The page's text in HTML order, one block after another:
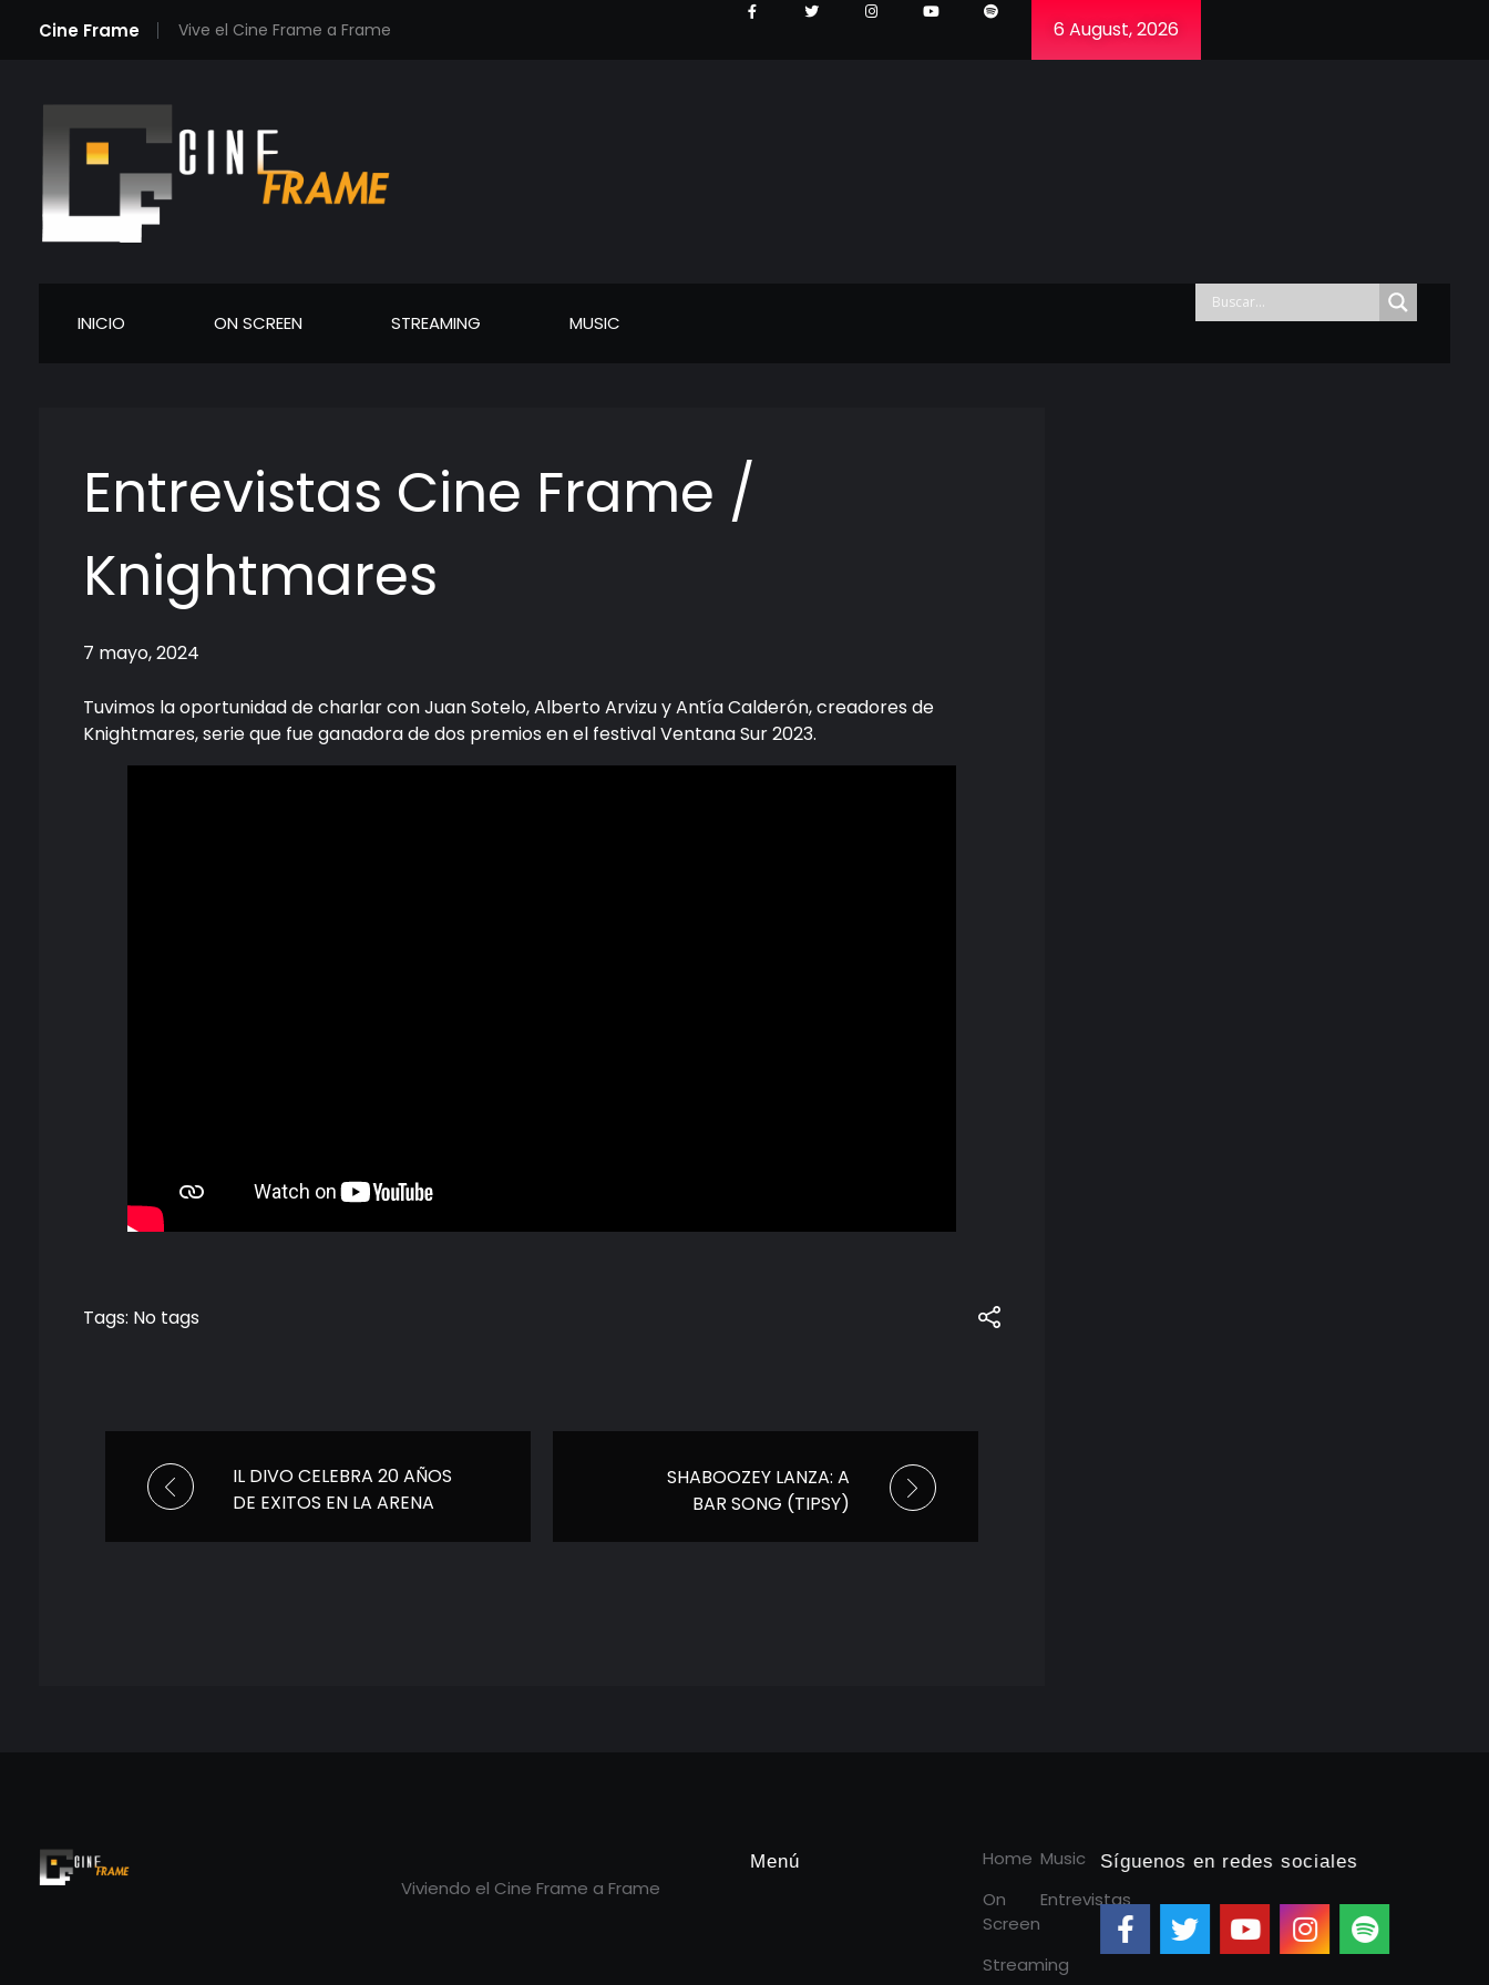
Cine Frame Vive el Cine Frame a Frame 6 August, 2026
INICIO ON SCREEN STREAMING MUSIC
Entrevistas Cine Frame /
Knightmares
7 mayo, 2024
Tuvimos la oportunidad de charlar con Juan Sotelo, Alberto Arvizu y Antía Calderón, creadores de
Knightmares, serie que fue ganadora de dos premios en el festival Ventana Sur 2023.
Tags: No tags
IL DIVO CELEBRA 20 AÑOS
DE EXITOS EN LA ARENA
SHABOOZEY LANZA: A
BAR SONG (TIPSY)
Viviendo el Cine Frame a Frame
Menú
Home
On
Screen
Streaming
Music
Entrevistas
Síguenos en redes sociales